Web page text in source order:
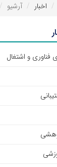
اخبار آرشیو
فناوری و اشتغال